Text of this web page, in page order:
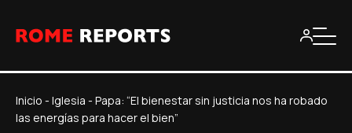
Inicio - Iglesia - Papa: “El bienestar sin justicia nos ha robado
las energías para hacer el bien”